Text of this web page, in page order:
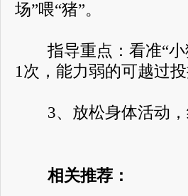
场”喂“猪”。
指导重点：看准“小
1次，能力弱的可越过投
3、放松身体活动，
相关推荐：